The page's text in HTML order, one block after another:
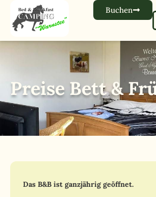
Buchen
Preise Bett &
Das B&B ist ganzjährig geöffnet.